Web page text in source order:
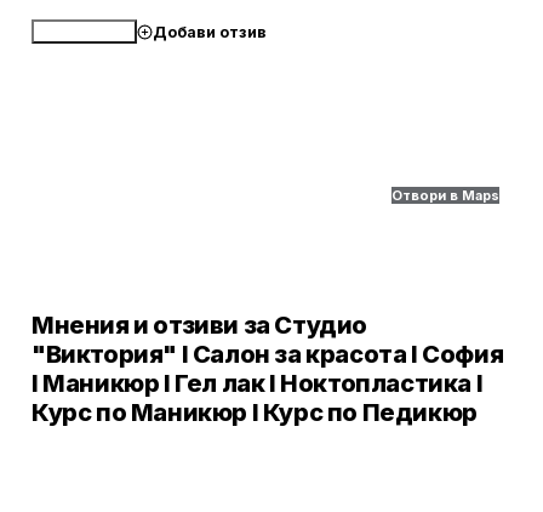
Добави отзив
Отвори в Maps
Мнения и отзиви за Студио
"Виктория" І Салон за красота І София
І Маникюр І Гел лак І Ноктопластика І
Курс по Маникюр І Курс по Педикюр